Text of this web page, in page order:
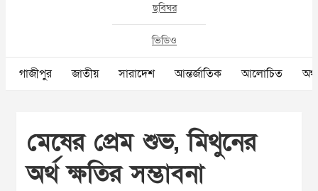
ছবিঘর
ভিডিও
গাজীপুর জাতীয় সারাদেশ আন্তর্জাতিক আলোচিত
মেষের প্রেম শুভ, মিথুনের
অর্থ ক্ষতির সম্ভাবনা